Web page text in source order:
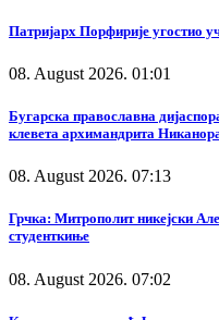
Патријарх Порфирије угостио
08. August 2026. 01:01
Бугарска православна
клевета архимандрита
08. August 2026. 07:13
Грчка: Митрополит никејски
студенткиње
08. August 2026. 07:02